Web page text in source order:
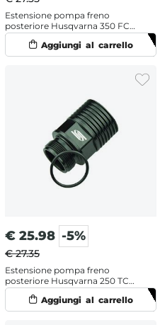
Estensione pompa freno
posteriore Husqvarna 350 FC
(2019-2026)
€ 25.98 -5%
€ 27.35
Estensione pompa freno
posteriore Husqvarna 250 TC
(2019-2026)